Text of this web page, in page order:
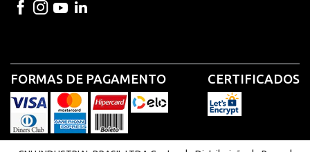
FORMAS DE PAGAMENTO CERTIFICADOS